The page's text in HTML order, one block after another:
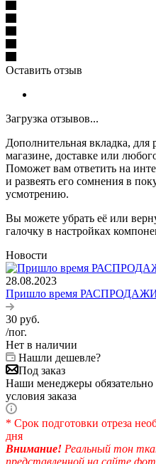
Оставить отзыв
Загрузка отзывов...
Дополнительная вкладка,
магазине, доставке или
Поможет вам ответить на
и развеять его сомнения в
усмотрению.
Вы можете убрать её или
галочку в настройках
Новости
28.08.2023
Пришло время
30 руб.
/пог.
Нет в наличии
Нашли дешевле?
Под заказ
Наши менеджеры обязательно
условия заказа
* Срок подготовки отреза
дня
Внимание! Реальный тон
представленной на сайте